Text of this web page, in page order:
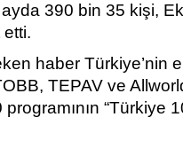
390 bin 35 kişi,
etti.​
haber Türkiye’nin
TEPAV ve
“Türkiye